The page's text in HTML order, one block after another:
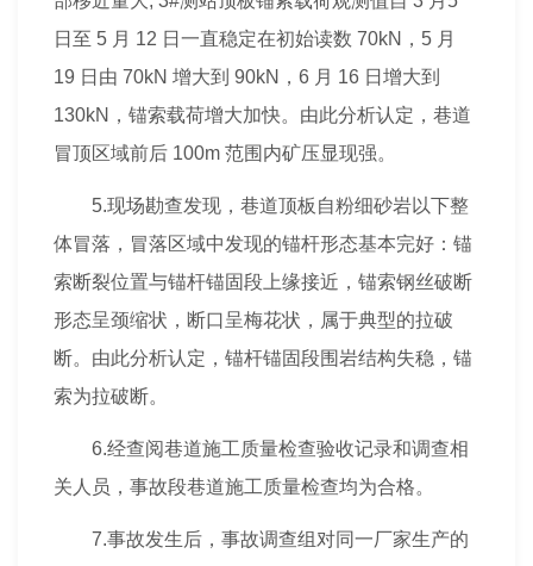
日至 5 月 12 日一直稳定在初始读数 70kN，5 月
19 日由 70kN 增大到 90kN，6 月 16 日增大到
130kN，锚索载荷增大加快。由此分析认定，巷道
冒顶区域前后 100m 范围内矿压显现强。
5.现场勘查发现，巷道顶板自粉细砂岩以下整
体冒落，冒落区域中发现的锚杆形态基本完好：锚
索断裂位置与锚杆锚固段上缘接近，锚索钢丝破断
形态呈颈缩状，断口呈梅花状，属于典型的拉破
断。由此分析认定，锚杆锚固段围岩结构失稳，锚
索为拉破断。
6.经查阅巷道施工质量检查验收记录和调查相
关人员，事故段巷道施工质量检查均为合格。
7.事故发生后，事故调查组对同一厂家生产的